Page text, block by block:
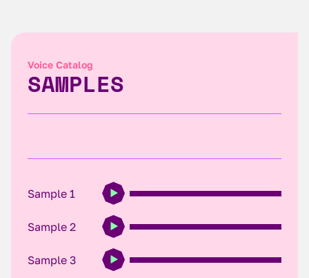
Voice Catalog
SAMPLES
Sample 1
Sample 2
Sample 3